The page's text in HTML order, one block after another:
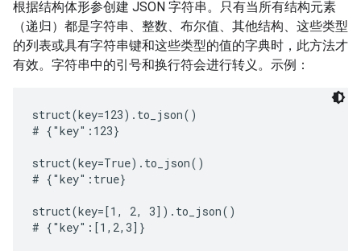
根据结构体形参创建 JSON 字符串。只有当所有结构元素
（递归）都是字符串、整数、布尔值、其他结构、这些类型
的列表或具有字符串键和这些类型的值的字典时，此方法才
有效。字符串中的引号和换行符会进行转义。示例：
struct(key=123).to_json()
# {"key":123}
struct(key=True).to_json()
# {"key":true}
struct(key=[1, 2, 3]).to_json()
# {"key":[1,2,3]}